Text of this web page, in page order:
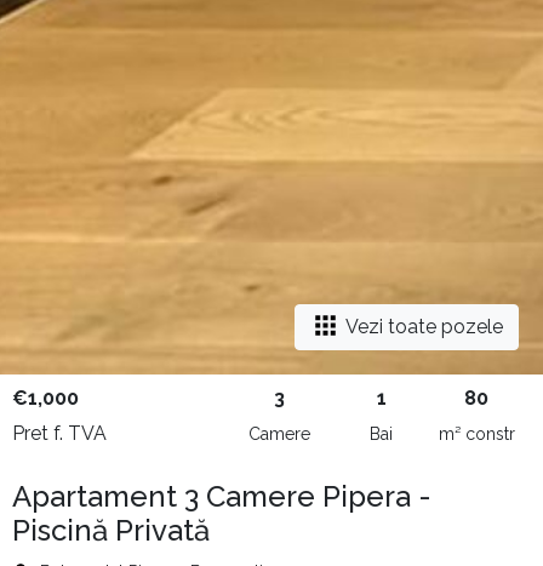
Vezi toate pozele
€1,000
Pret f. TVA
3
Camere
1
Bai
80
m² constr
Apartament 3 Camere Pipera -
Piscină Privată